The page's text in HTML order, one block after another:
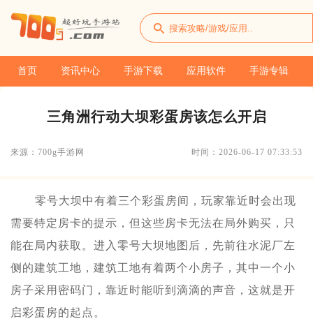
首页 资讯中心 手游下载 应用软件 手游专辑
三角洲行动大坝彩蛋房该怎么开启
来源：700g手游网 时间：2026-06-17 07:33:53
零号大坝中有着三个彩蛋房间，玩家靠近时会出现
需要特定房卡的提示，但这些房卡无法在局外购买，只
能在局内获取。进入零号大坝地图后，先前往水泥厂左
侧的建筑工地，建筑工地有着两个小房子，其中一个小
房子采用密码门，靠近时能听到滴滴的声音，这就是开
启彩蛋房的起点。